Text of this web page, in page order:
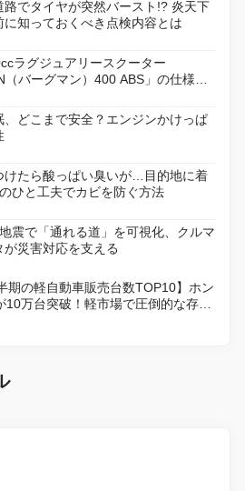
路でタイヤが突然バースト!? 炎天下
に知っておくべき点検内容とは
ラグジュアリースクーター
（バーグマン）400 ABS」の仕様を
日に発売
、どこまで安全？エンジンかけっぱ
けたら酸っぱい臭いが…目的地に着
ひと工夫でカビを防ぐ方法
震で「通れる道」を可視化、クルマ
災害対応を支える
期の軽自動車販売台数TOP10】ホン
10万台突破！軽市場で圧倒的な存在